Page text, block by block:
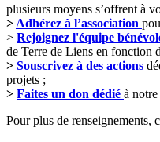
plusieurs moyens s’offrent à
>Adhérez à l’association
> Rejoignez l'équipe
de Terre de Liens en fonction
> Souscrivez à des actions
projets ;
> Faites un don dédié à
Pour plus de renseignements,